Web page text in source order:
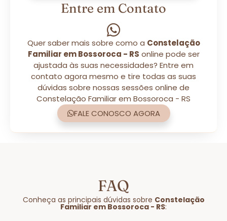
Entre em Contato
Quer saber mais sobre como a Constelação
Familiar em Bossoroca - RS online pode ser
ajustada às suas necessidades? Entre em
contato agora mesmo e tire todas as suas
dúvidas sobre nossas sessões online de
Constelação Familiar em Bossoroca - RS
FALE CONOSCO AGORA
FAQ
Conheça as principais dúvidas sobre Constelação
Familiar em Bossoroca - RS: